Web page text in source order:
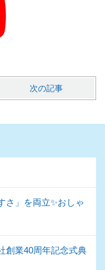
次の記事
さ」を両立✨おしゃ
創業40周年記念式典